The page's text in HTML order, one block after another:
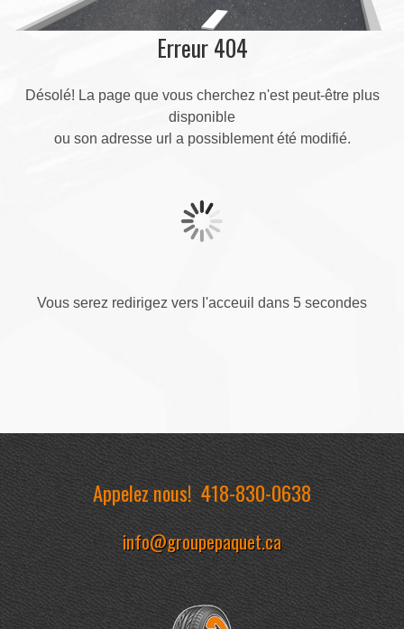
Erreur 404
Désolé! La page que vous cherchez n'est peut-être plus
disponible
ou son adresse url a possiblement été modifié.
Vous serez redirigez vers l'acceuil dans 5 secondes
Appelez nous!418-830-0638
info@groupepaquet.ca